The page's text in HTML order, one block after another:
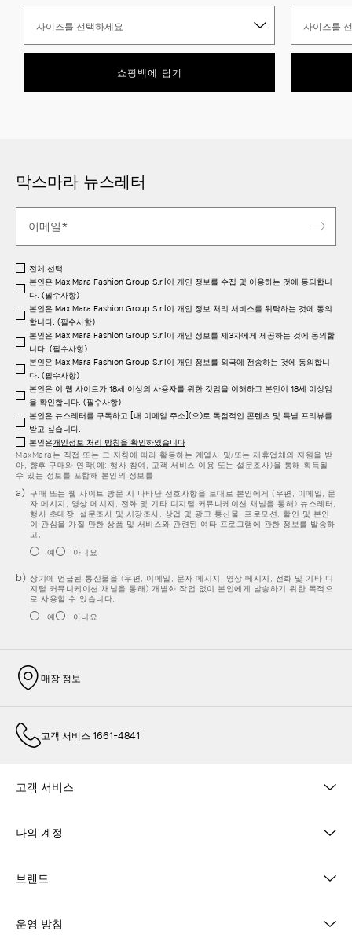
사이즈를 선택하세요
쇼핑백에 담기
사이즈를
막스마라 뉴스레터
전체 선택
본인은 Max Mara Fashion Group S.r.l이 개인 정보를 수집 및 이용하는 것에 동의합니
다. (필수사항)
본인은 Max Mara Fashion Group S.r.l이 개인 정보 처리 서비스를 위탁하는 것에 동의
합니다. (필수사항)
본인은 Max Mara Fashion Group S.r.l이 개인 정보를 제3자에게 제공하는 것에 동의합
니다. (필수사항)
본인은 Max Mara Fashion Group S.r.l이 개인 정보를 외국에 전송하는 것에 동의합니
다. (필수사항)
본인은 이 웹 사이트가 18세 이상의 사용자를 위한 것임을 이해하고 본인이 18세 이상임
을 확인합니다. (필수사항)
본인은 뉴스레터를 구독하고 [내 이메일 주소](으)로 독점적인 콘텐츠 및 특별 프리뷰를
받고 싶습니다.
본인은개인정보 처리 방침을 확인하였습니다
MaxMara는 직접 또는 그 지침에 따라 활동하는 계열사 및/또는 제휴업체의 지원을 받
아, 향후 구매와 연락(예: 행사 참여, 고객 서비스 이용 또는 설문조사)을 통해 획득될
수 있는 정보를 포함해 본인의 정보를
구매 또는 웹 사이트 방문 시 나타난 선호사항을 토대로 본인에게 (우편, 이메일, 문
자 메시지, 영상 메시지, 전화 및 기타 디지털 커뮤니케이션 채널을 통해) 뉴스레터,
행사 초대장, 설문조사 및 시장조사, 상업 및 광고 통신물, 프로모션, 할인 및 본인
이 관심을 가질 만한 상품 및 서비스와 관련된 여타 프로그램에 관한 정보를 발송하
고,
예
아니요
상기에 언급된 통신물을 (우편, 이메일, 문자 메시지, 영상 메시지, 전화 및 기타 디
지털 커뮤니케이션 채널을 통해) 개별화 작업 없이 본인에게 발송하기 위한 목적으
로 사용할 수 있습니다.
예
아니요
매장 정보
고객 서비스 1661-4841
고객 서비스
나의 계정
브랜드
운영 방침